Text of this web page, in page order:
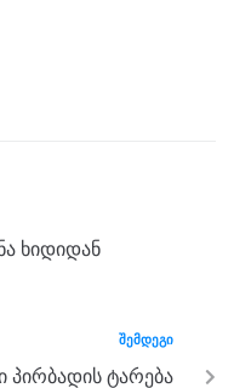
ხიდიდან
ᲨᲔᲛᲓᲔᲒᲘ
პირბადის ტარება